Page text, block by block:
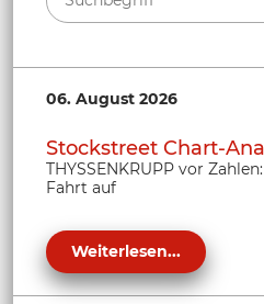
06. August 2026
Stockstreet Chart-
THYSSENKRUPP vor
Fahrt auf
Weiterlesen...